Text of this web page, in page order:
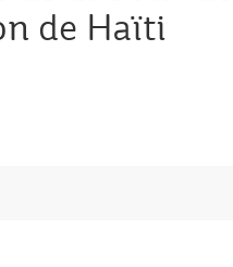
de Haïti